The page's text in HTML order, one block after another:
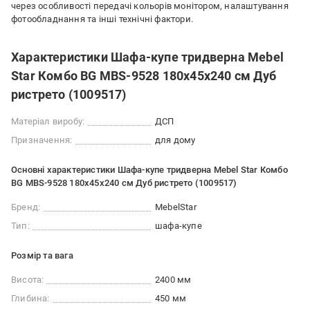
через особливості передачі кольорів монітором, налаштування
фотообладнання та інші технічні фактори.
Характеристики Шафа-купе тридверна Mebel
Star Комбо BG MBS-9528 180х45х240 см Дуб
ристрето (1009517)
Матеріал виробу:
ДСП
Призначення:
для дому
Основні характеристики Шафа-купе тридверна Mebel Star Комбо
BG MBS-9528 180х45х240 см Дуб ристрето (1009517)
Бренд:
MebelStar
Тип:
шафа-купе
Розмір та вага
Висота:
2400 мм
Глибина:
450 мм